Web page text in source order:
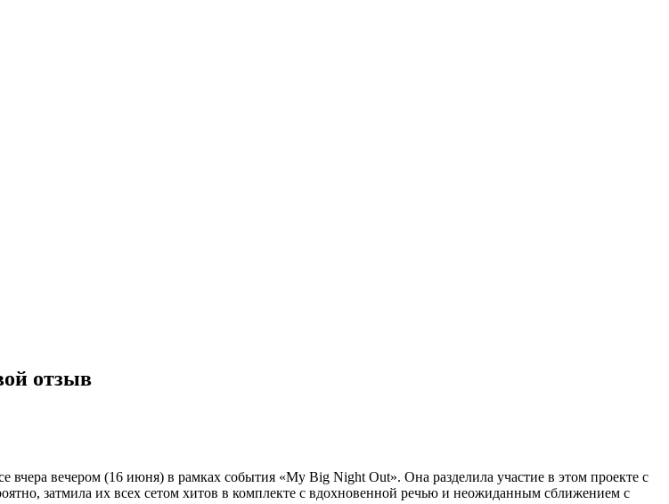
отзыв
вечером (16 июня) в рамках события «My Big Night Out». Она разделила участие в этом проекте с
затмила их всех сетом хитов в комплекте с вдохновенной речью и неожиданным сближением с